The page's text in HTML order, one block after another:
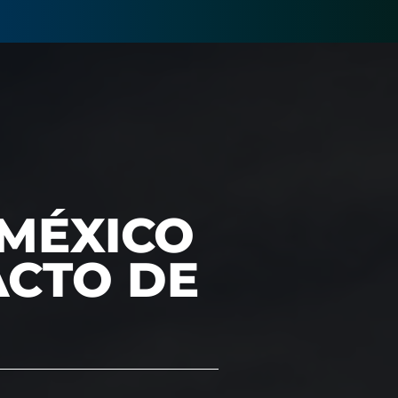
DE